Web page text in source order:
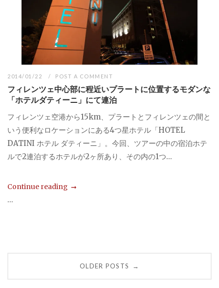
2014/01/22 POST A COMMENT
フィレンツェ中心部に程近いプラートに位置するモダンな
「ホテルダティーニ」にて連泊
フィレンツェ空港から15km、プラートとフィレンツェの間と
いう便利なロケーションにある4つ星ホテル「HOTEL
DATINI ホテル ダティーニ」。今回、ツアーの中の宿泊ホテ
ルで2連泊するホテルが2ヶ所あり、その内の1つ...
Continue reading
...
OLDER POSTS →